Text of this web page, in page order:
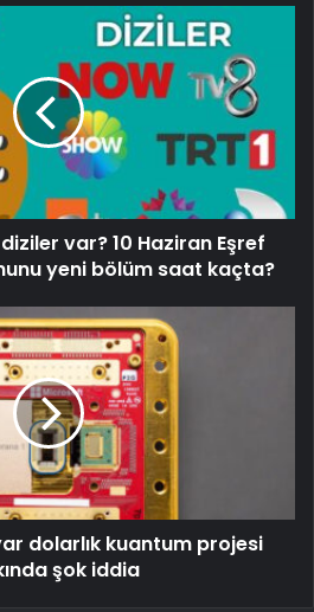
var? 10 Haziran Eşref
yeni bölüm saat kaçta?
dolarlık kuantum projesi
şok iddia